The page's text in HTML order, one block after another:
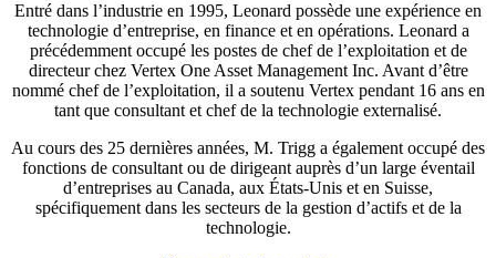
Entré dans l’industrie en 1995, Leonard possède une expérience en
technologie d’entreprise, en finance et en opérations. Leonard a
précédemment occupé les postes de chef de l’exploitation et de
directeur chez Vertex One Asset Management Inc. Avant d’être
nommé chef de l’exploitation, il a soutenu Vertex pendant 16 ans en
tant que consultant et chef de la technologie externalisé.
Au cours des 25 dernières années, M. Trigg a également occupé des
fonctions de consultant ou de dirigeant auprès d’un large éventail
d’entreprises au Canada, aux États-Unis et en Suisse,
spécifiquement dans les secteurs de la gestion d’actifs et de la
technologie.